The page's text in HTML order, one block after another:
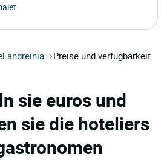
andreinia Preise und verfügbarkeit
sie euros und
sie die hoteliers